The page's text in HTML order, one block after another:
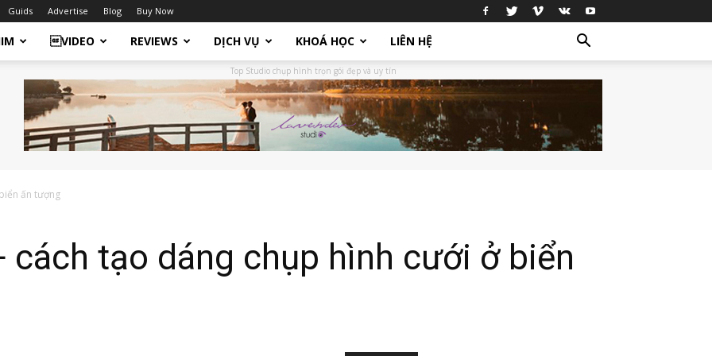
Guids Advertise Blog Buy Now
VIDEO REVIEWS DỊCH VỤ KHOÁ HỌC LIÊN HỆ
Top Studio chụp hình trọn gói đẹp và uy tín
ấn tượng
cách tạo dáng chụp hình cưới ở biển